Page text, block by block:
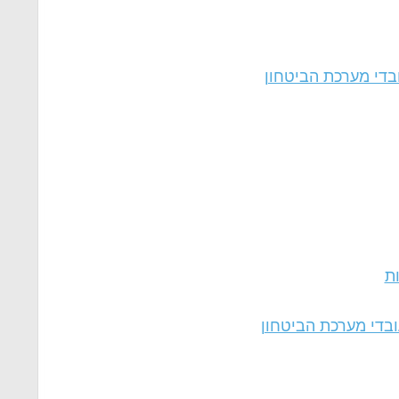
מערכת הביטחון
מערכת הביטחון